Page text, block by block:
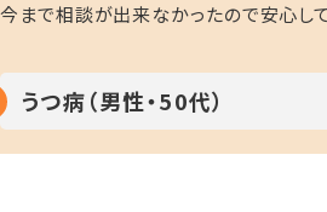
今まで相談が出来なかったので安心し
うつ病（男性・50代）